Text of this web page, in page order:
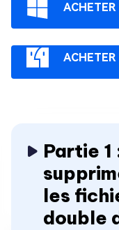
ACHETER
ACHETER
Partie
les
double